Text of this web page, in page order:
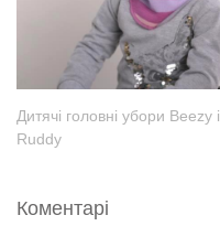
Дитячі головні убори Beezy і
Ruddy
Коментарі